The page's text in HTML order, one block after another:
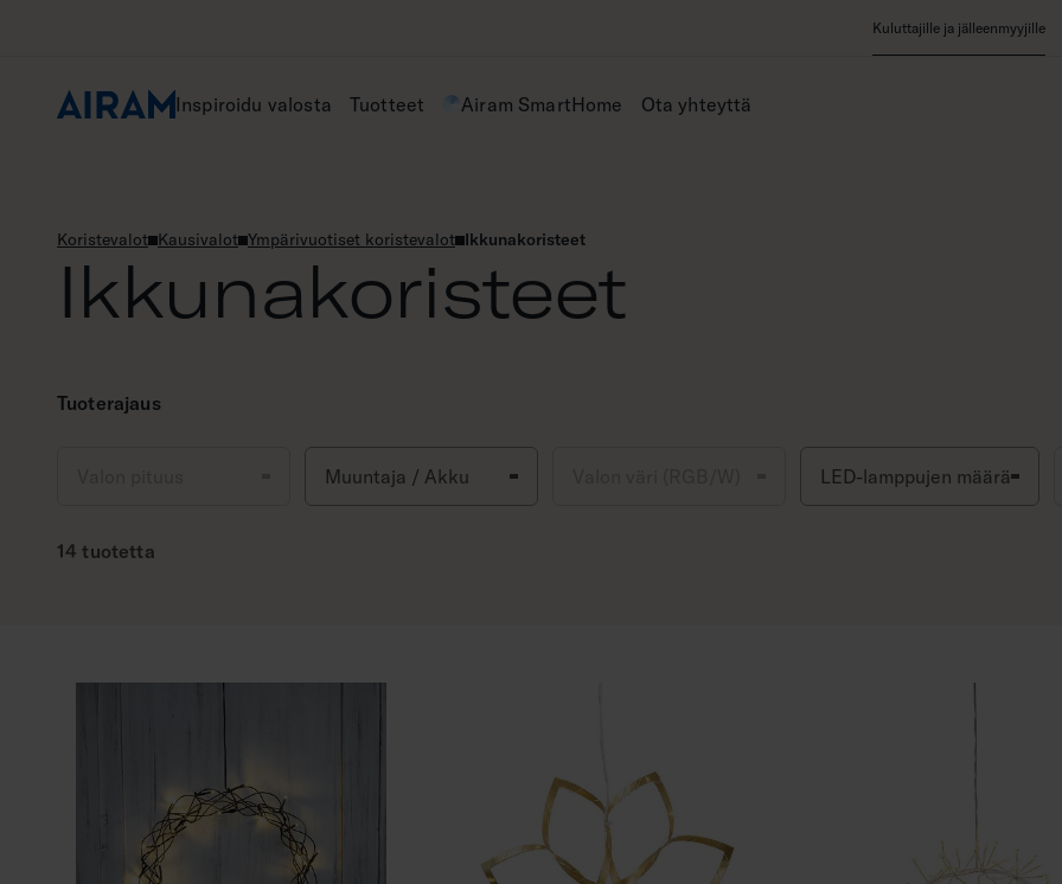
Kuluttajille ja jälleenmyyjille
Inspiroidu valosta Tuotteet Airam SmartHome Ota yhteyttä
Koristevalot Kausivalot Ympärivuotiset koristevalot Ikkunakoristeet
Ikkunakoristeet
Tuoterajaus
Muuntaja / Akku LED-lamppujen määrä
14 tuotetta